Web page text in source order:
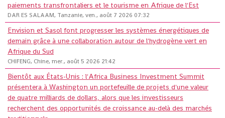
paiements transfrontaliers et le tourisme en Afrique de l'Est
DAR ES SALAAM, Tanzanie, ven., août 7 2026 07:32
Envision et Sasol font progresser les systèmes énergétiques de
demain grâce à une collaboration autour de l'hydrogène vert en
Afrique du Sud
CHIFENG, Chine, mer., août 5 2026 21:42
Bientôt aux États-Unis : l'Africa Business Investment Summit
présentera à Washington un portefeuille de projets d'une valeur
de quatre milliards de dollars, alors que les investisseurs
recherchent des opportunités de croissance au-delà des marchés